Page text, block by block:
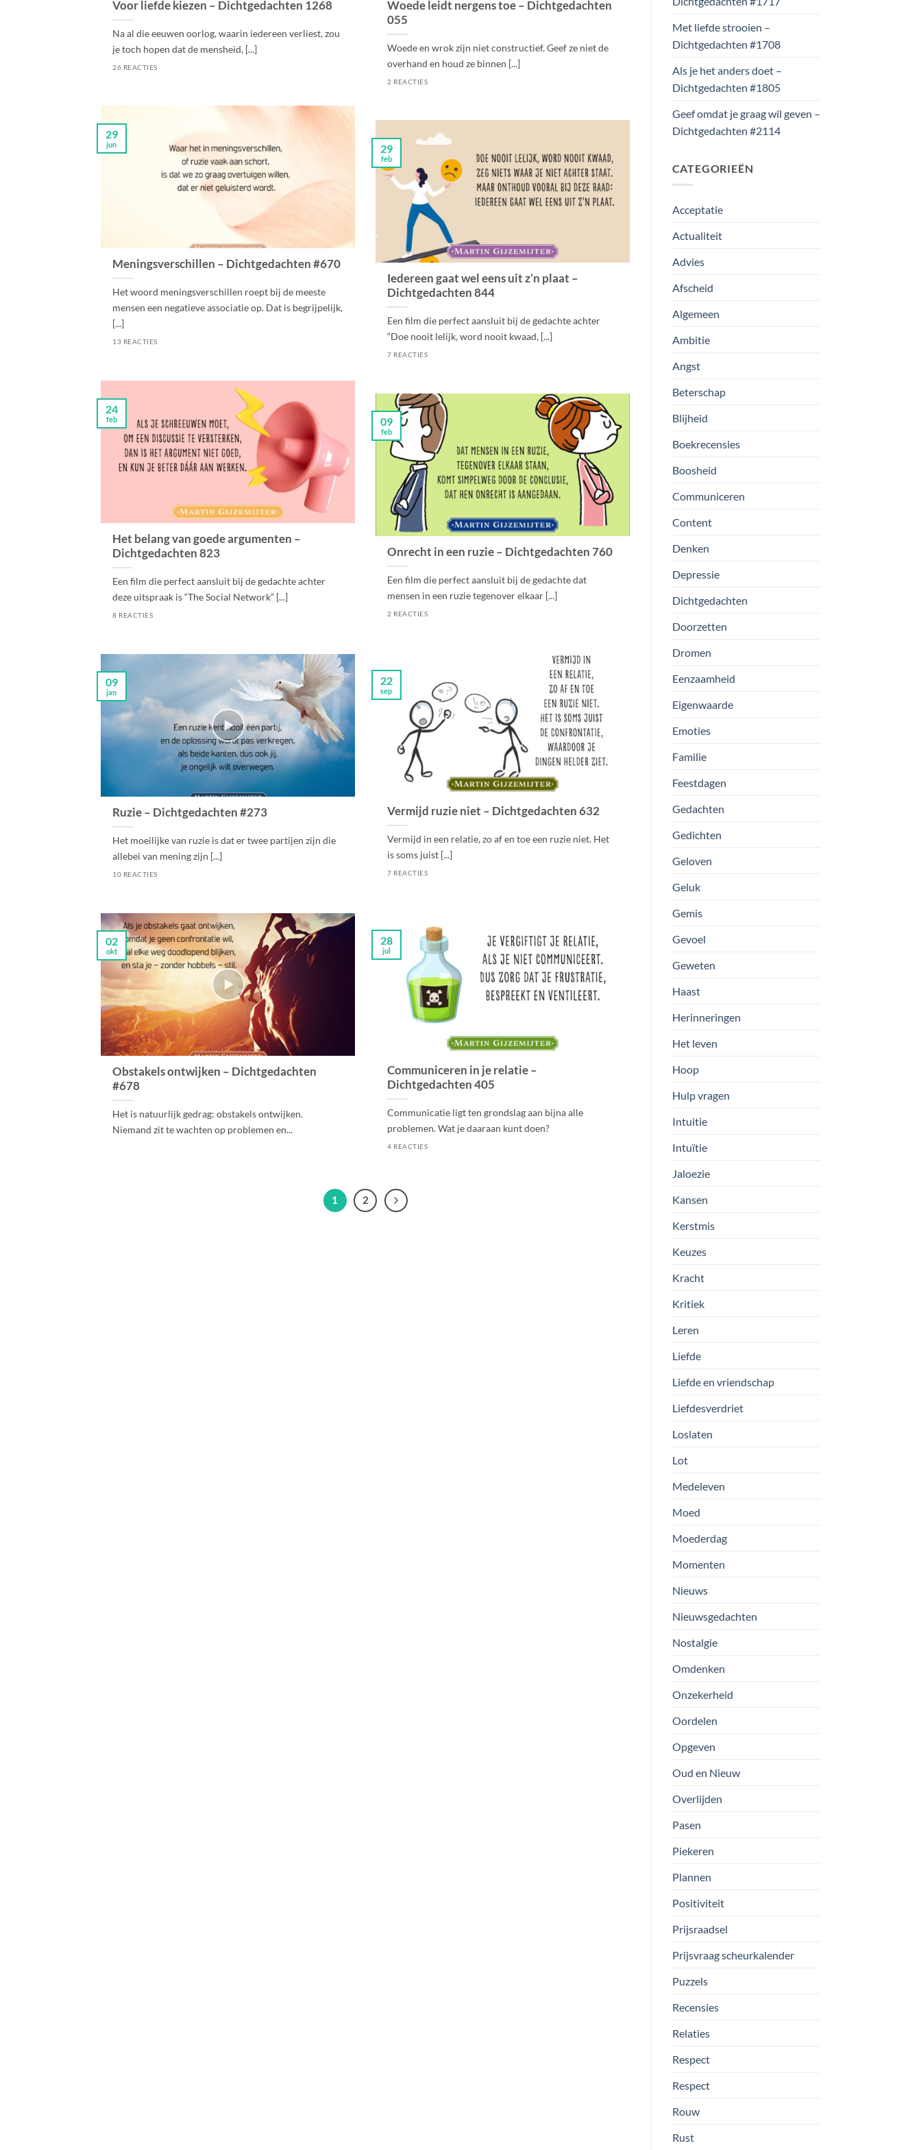
Voor liefde kiezen – Dichtgedachten 1268
Na al die eeuwen oorlog, waarin iedereen verliest, zou
je toch hopen dat de mensheid, [...]
26 REACTIES
Woede leidt nergens toe – Dichtgedachten
055
Woede en wrok zijn niet constructief. Geef ze niet de
overhand en houd ze binnen [...]
2 REACTIES
Meningsverschillen – Dichtgedachten #670
Het woord meningsverschillen roept bij de meeste
mensen een negatieve associatie op. Dat is begrijpelijk,
[...]
13 REACTIES
29
jun
Iedereen gaat wel eens uit z’n plaat –
Dichtgedachten 844
Een film die perfect aansluit bij de gedachte achter
“Doe nooit lelijk, word nooit kwaad, [...]
7 REACTIES
29
feb
Het belang van goede argumenten –
Dichtgedachten 823
Een film die perfect aansluit bij de gedachte achter
deze uitspraak is “The Social Network” [...]
8 REACTIES
24
feb
Onrecht in een ruzie – Dichtgedachten 760
Een film die perfect aansluit bij de gedachte dat
mensen in een ruzie tegenover elkaar [...]
2 REACTIES
09
feb
Vermijd ruzie niet – Dichtgedachten 632
Vermijd in een relatie, zo af en toe een ruzie niet. Het
is soms juist [...]
7 REACTIES
22
sep
Ruzie – Dichtgedachten #273
Het moeilijke van ruzie is dat er twee partijen zijn die
allebei van mening zijn [...]
10 REACTIES
09
jan
Communiceren in je relatie –
Dichtgedachten 405
Communicatie ligt ten grondslag aan bijna alle
problemen. Wat je daaraan kunt doen?
4 REACTIES
28
jul
Obstakels ontwijken – Dichtgedachten
#678
Het is natuurlijk gedrag: obstakels ontwijken.
Niemand zit te wachten op problemen en...
02
okt
1 2
Met liefde strooien –
Dichtgedachten #1708
Als je het anders doet –
Dichtgedachten #1805
Geef omdat je graag wil geven –
Dichtgedachten #2114
CATEGORIEËN
Acceptatie
Actualiteit
Advies
Afscheid
Algemeen
Ambitie
Angst
Beterschap
Blijheid
Boekrecensies
Boosheid
Communiceren
Content
Denken
Depressie
Dichtgedachten
Doorzetten
Dromen
Eenzaamheid
Eigenwaarde
Emoties
Familie
Feestdagen
Gedachten
Gedichten
Geloven
Geluk
Gemis
Gevoel
Geweten
Haast
Herinneringen
Het leven
Hoop
Hulp vragen
Intuitie
Intuïtie
Jaloezie
Kansen
Kerstmis
Keuzes
Kracht
Kritiek
Leren
Liefde
Liefde en vriendschap
Liefdesverdriet
Loslaten
Lot
Medeleven
Moed
Moederdag
Momenten
Nieuws
Nieuwsgedachten
Nostalgie
Omdenken
Onzekerheid
Oordelen
Opgeven
Oud en Nieuw
Overlijden
Pasen
Piekeren
Plannen
Positiviteit
Prijsraadsel
Prijsvraag scheurkalender
Puzzels
Recensies
Relaties
Respect
Respect
Rouw
Rust